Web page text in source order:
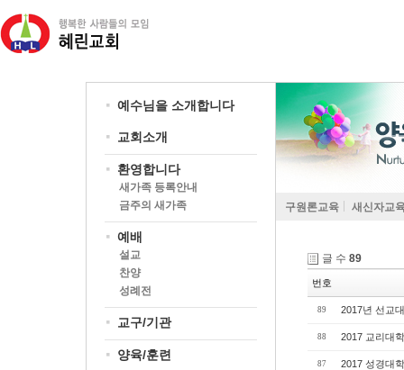
예수님을 소개합니다
교회소개
환영합니다
새가족 등록안내
금주의 새가족
예배
설교
찬양
성례전
교구/기관
양육/훈련
구원론교육 새신자교
글 수 89
번호
89 2017년 선교
88 2017 교리대
87 2017 성경대